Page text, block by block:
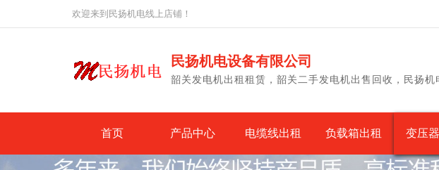
欢迎来到民扬机电线上店铺！
民扬机电设备有限公司
韶关发电机出租租赁，韶关二手发电机出售回收，民扬
首页 产品中心 电缆线出租 负载箱出租 变压